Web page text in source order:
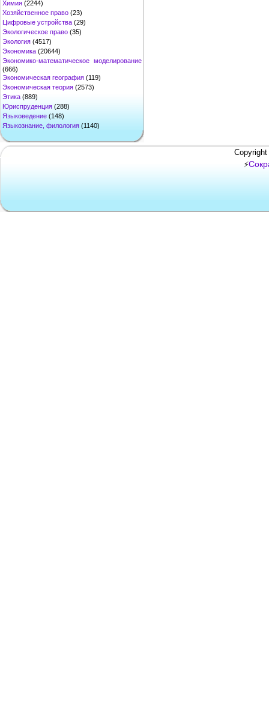
Химия (2244)
Хозяйственное право (23)
Цифровые устройства (29)
Экологическое право (35)
Экология (4517)
Экономика (20644)
Экономико-математическое моделирование
(666)
Экономическая география (119)
Экономическая теория (2573)
Этика (889)
Юриспруденция (288)
Языковедение (148)
Языкознание, филология (1140)
⚡